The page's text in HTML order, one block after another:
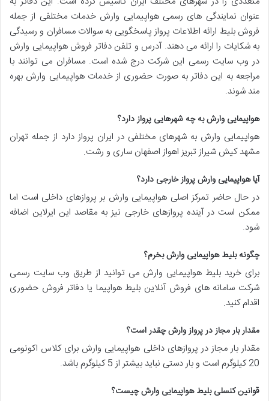
عنوان نمایندگی های رسمی هواپیمایی وارش خدمات مختلفی از جمله
فروش بلیط ارائه اطلاعات پرواز پاسخگویی به سوالات مسافران و رسیدگی
به شکایات را ارائه می دهند. آدرس و تلفن دفاتر فروش هواپیمایی وارش
در وب سایت رسمی این شرکت درج شده است. مسافران می توانند با
مراجعه به این دفاتر به صورت حضوری از خدمات هواپیمایی وارش بهره
مند شوند.
هواپیمایی وارش به چه شهرهایی پرواز دارد؟
هواپیمایی وارش به شهرهای مختلفی در ایران پرواز دارد از جمله تهران
مشهد کیش شیراز تبریز اهواز اصفهان ساری و رشت.
آیا هواپیمایی وارش پرواز خارجی دارد؟
در حال حاضر تمرکز اصلی هواپیمایی وارش بر پروازهای داخلی است اما
ممکن است در آینده پروازهای خارجی نیز به مقاصد این ایرلاین اضافه
شود.
چگونه بلیط هواپیمایی وارش بخرم؟
برای خرید بلیط هواپیمایی وارش می توانید از طریق وب سایت رسمی
شرکت سامانه های فروش آنلاین بلیط هواپیما یا دفاتر فروش حضوری
اقدام کنید.
مقدار بار مجاز در پرواز وارش چقدر است؟
مقدار بار مجاز در پروازهای داخلی هواپیمایی وارش برای کلاس اکونومی
20 کیلوگرم است و بار دستی نباید بیشتر از 5 کیلوگرم باشد.
قوانین کنسلی بلیط هواپیمایی وارش چیست؟